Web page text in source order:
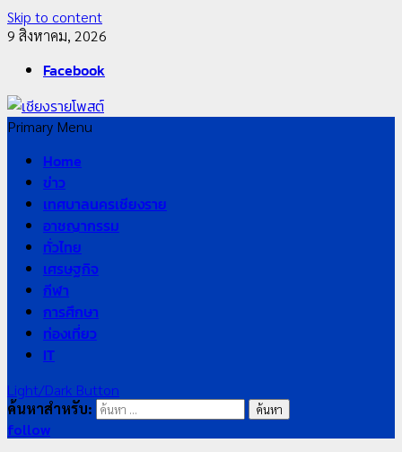
Skip to content
9 สิงหาคม, 2026
Facebook
Primary Menu
Home
ข่าว
เทศบาลนครเชียงราย
อาชญากรรม
ทั่วไทย
เศรษฐกิจ
กีฬา
การศึกษา
ท่องเที่ยว
IT
Light/Dark Button
ค้นหาสำหรับ:
follow